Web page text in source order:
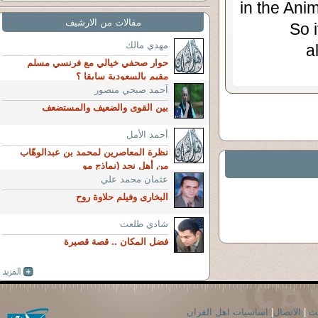
in the
So
مقالات من الارشيف
مهدي مالك
حوار صحفي خيالي مع فرنسي مسلم
مقيم بالسعودية سابقا ؟
آحمد صبحي منصور
بين القوى والضعيف والمستضعف
أحمد الأمل
نظرة المعاصرين لمحمد بن عبدالوهّاب
من أهل نجد (نماذج مو
عثمان محمد علي
البخارى وفيلم حلاوة روح
شادي طلعت
فضل المكان .. قصة قصيرة
الاتصال اساسيات اهل القران